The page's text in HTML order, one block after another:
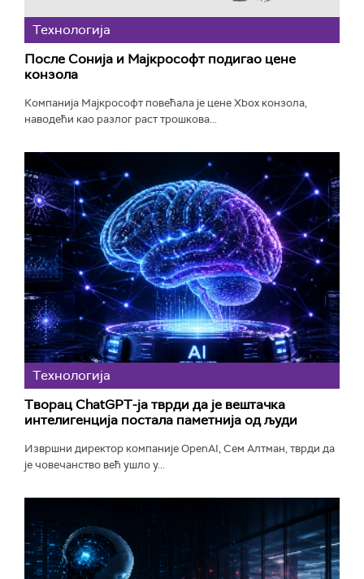
Технологијa
После Сонија и Мајкрософт подигао цене
конзола
Компанија Мајкрософт повећала је цене Xbox конзола,
наводећи као разлог раст трошкова...
Технологијa
Творац ChatGPT-ја тврди да је вештачка
интелигенција постала паметнија од људи
Извршни директор компаније OpenAI, Сем Алтман, тврди да
је човечанство већ ушло у...